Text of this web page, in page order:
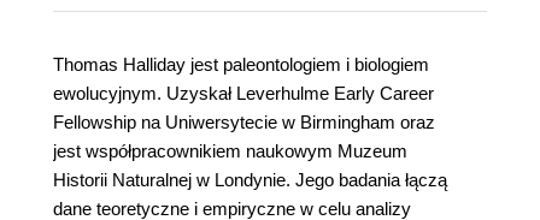
Thomas Halliday jest paleontologiem i biologiem
ewolucyjnym. Uzyskał Leverhulme Early Career
Fellowship na Uniwersytecie w Birmingham oraz
jest współpracownikiem naukowym Muzeum
Historii Naturalnej w Londynie. Jego badania łączą
dane teoretyczne i empiryczne w celu analizy